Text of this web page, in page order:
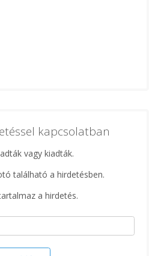
kapcsolatban
vagy kiadták.
található a hirdetésben.
a hirdetés.